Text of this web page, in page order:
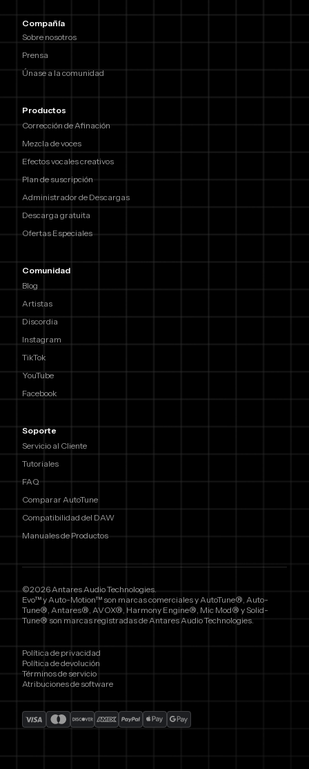
Compañía
Sobre nosotros
Prensa
Únase a la comunidad
Productos
Corrección de Afinación
Mezcla de voces
Efectos vocales creativos
Plan de suscripción
Administrador de Descargas
Descarga gratuita
Ofertas Especiales
Comunidad
Blog
Artistas
Discordia
Instagram
TikTok
YouTube
Facebook
Soporte
Servicio al Cliente
Tutoriales
FAQ
Comparar AutoTune
Compatibilidad del DAW
Manuales de Productos
©2026 Antares Audio Technologies.
Evo™ y Auto-Motion™ son marcas comerciales y AutoTune®, Auto-
Tune®, Antares®, AVOX®, Harmony Engine®, Mic Mod® y Solid-
Tune® son marcas registradas de Antares Audio Technologies.
Política de privacidad
Política de devolución
Términos de servicio
Atribuciones de software